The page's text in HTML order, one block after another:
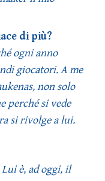
di più?
ogni anno
giocatori. A me
non solo
perché si vede
si rivolge a lui.
è, ad oggi, il